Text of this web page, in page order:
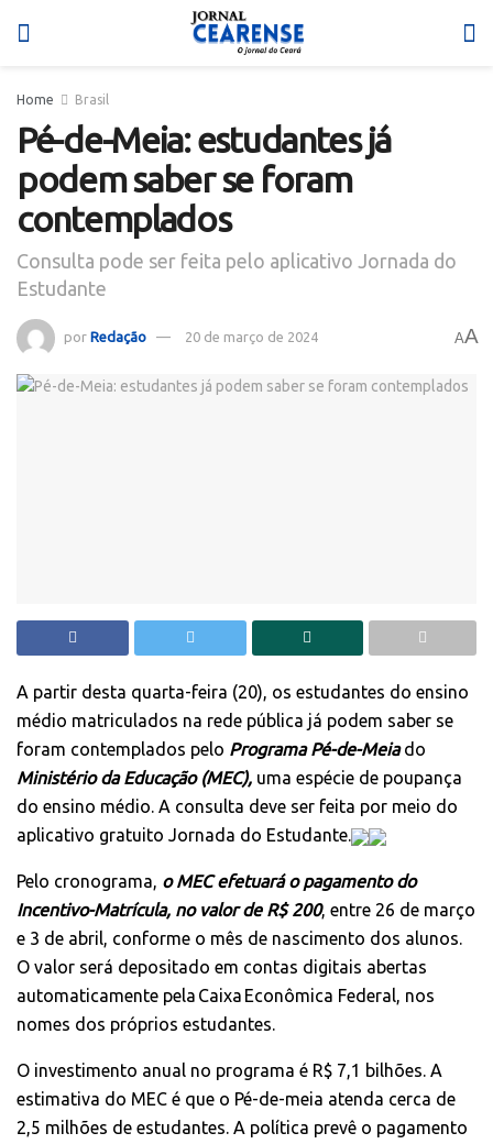
Home Brasil
Pé-de-Meia: estudantes já
podem saber se foram
contemplados
Consulta pode ser feita pelo aplicativo Jornada do
Estudante
por Redação 20 de março de 2024 AA
A partir desta quarta-feira (20), os estudantes do ensino
médio matriculados na rede pública já podem saber se
foram contemplados pelo Programa Pé-de-Meiado
Ministério da Educação (MEC), uma espécie de poupança
do ensino médio. A consulta deve ser feita por meio do
aplicativo gratuito Jornada do Estudante.
Pelo cronograma, o MEC efetuará o pagamento do
Incentivo-Matrícula, no valor de R$ 200, entre 26 de março
e 3 de abril, conforme o mês de nascimento dos alunos.
O valor será depositado em contas digitais abertas
automaticamente pela Caixa Econômica Federal, nos
nomes dos próprios estudantes.
O investimento anual no programa é R$ 7,1 bilhões. A
estimativa do MEC é que o Pé-de-meia atenda cerca de
2,5 milhões de estudantes. A política prevê o pagamento